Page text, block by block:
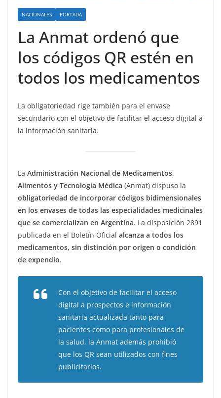
NACIONALES PORTADA
La Anmat ordenó que
los códigos QR estén en
todos los medicamentos
La obligatoriedad rige también para el envase
secundario con el objetivo de facilitar el acceso digital a
la información sanitaria.
La Administración Nacional de Medicamentos,
Alimentos y Tecnología Médica (Anmat) dispuso la
obligatoriedad de incorporar códigos bidimensionales
en los envases de todas las especialidades medicinales
que se comercializan en Argentina. La disposición 2891
publicada en el Boletín Oficial alcanza a todos los
medicamentos, sin distinción por origen o condición
de expendio.
Con el objetivo de facilitar el acceso
digital a prospectos e información
sanitaria actualizada tanto para
pacientes como para profesionales de
la salud, la Anmat además prohibió
que los QR sean utilizados con fines
publicitarios.